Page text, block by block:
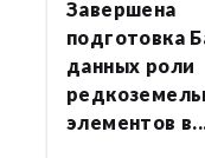
Завершена
подготовка
данных роли
элементов